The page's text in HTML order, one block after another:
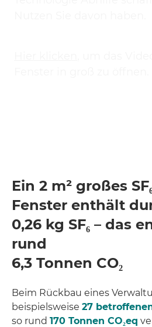
Ein 2 m² großes
Fenster enthält
0,26 kg SF₆ – das
rund
6,3 Tonnen CO₂
Beim Rückbau eines
beispielsweise 27
so rund 170 Tonnen CO₂eq